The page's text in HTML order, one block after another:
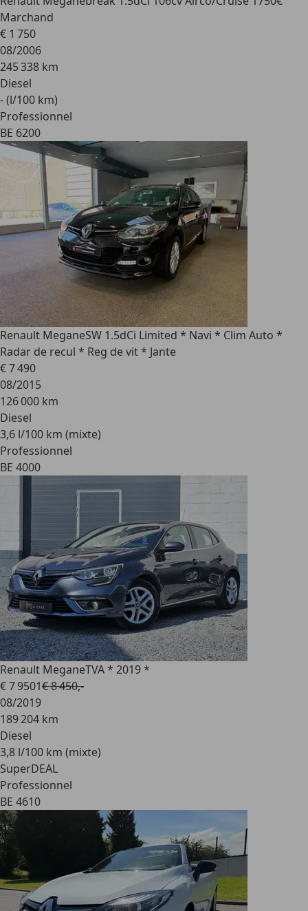
Marchand
€ 1 750
08/2006
245 338 km
Diesel
- (l/100 km)
Professionnel
BE 6200
Renault MeganeSW 1.5dCi Limited * Navi * Clim Auto *
Radar de recul * Reg de vit * Jante
€ 7 490
08/2015
126 000 km
Diesel
3,6 l/100 km (mixte)
Professionnel
BE 4000
Renault MeganeTVA * 2019 *
€ 7 9501€ 8 450,-
08/2019
189 204 km
Diesel
3,8 l/100 km (mixte)
SuperDEAL
Professionnel
BE 4610